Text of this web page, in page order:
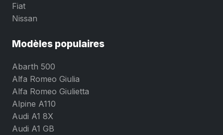
Fiat
Nissan
Modèles populaires
Abarth 500
Alfa Romeo Giulia
Alfa Romeo Giulietta
Alpine A110
Audi A1 8X
Audi A1 GB